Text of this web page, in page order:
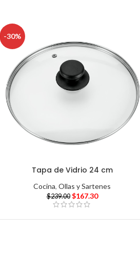
-30%
Tapa de Vidrio 24 cm
Cocina,Ollas y Sartenes
$239.00 $167.30